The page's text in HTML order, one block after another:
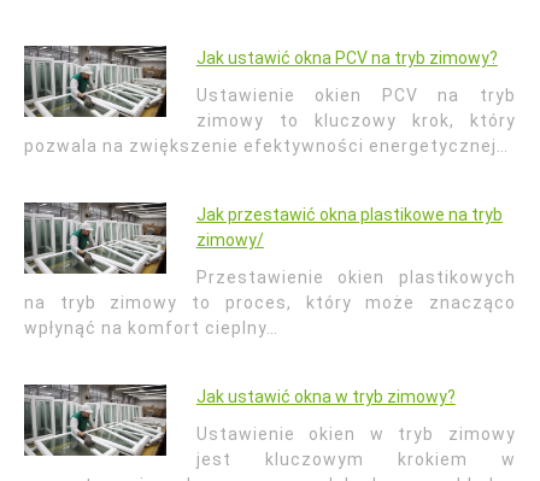
Jak ustawić okna PCV na tryb zimowy?
Ustawienie okien PCV na tryb
zimowy to kluczowy krok, który
pozwala na zwiększenie efektywności energetycznej…
Jak przestawić okna plastikowe na tryb
zimowy/
Przestawienie okien plastikowych
na tryb zimowy to proces, który może znacząco
wpłynąć na komfort cieplny…
Jak ustawić okna w tryb zimowy?
Ustawienie okien w tryb zimowy
jest kluczowym krokiem w